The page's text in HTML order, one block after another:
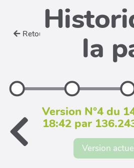
Retour la
Version N°4 du
18:42 par
Version